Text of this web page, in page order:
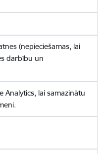
(nepieciešamas, lai
darbību un
Analytics, lai samazinātu